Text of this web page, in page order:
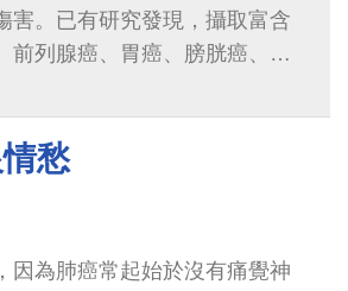
害。已有研究發現，攝取富含
前列腺癌、胃癌、膀胱癌、子
愁
因為肺癌常起始於沒有痛覺神